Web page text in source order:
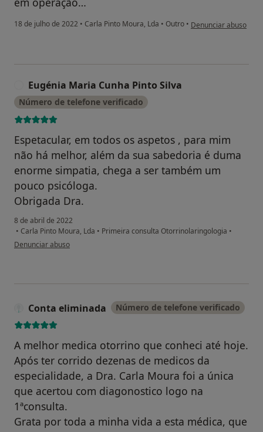
18 de julho de 2022 • Carla Pinto Moura, Lda • Outro • na opinião do
Denunciar abuso
Eugénia Maria Cunha Pinto Silva
Número de telefone verificado
Espetacular, em todos os aspetos , para mim
não há melhor, além da sua sabedoria é duma
enorme simpatia, chega a ser também um
pouco psicóloga.
Obrigada Dra.
8 de abril de 2022
• Carla Pinto Moura, Lda • Primeira consulta Otorrinolaringologia •
na opinião do utilizador Eugénia Maria Cunha Pinto Silva
Denunciar abuso
Conta eliminada Número de telefone verificado
A melhor medica otorrino que conheci até hoje.
Após ter corrido dezenas de medicos da
especialidade, a Dra. Carla Moura foi a única
que acertou com diagonostico logo na
1ªconsulta.
Grata por toda a minha vida a esta médica, que